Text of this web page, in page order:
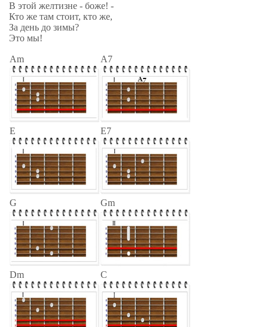
В этой желтизне - боже! -
Кто же там стоит, кто же,
За день до зимы?
Это мы!
Am A7
E E7
G Gm
Dm C